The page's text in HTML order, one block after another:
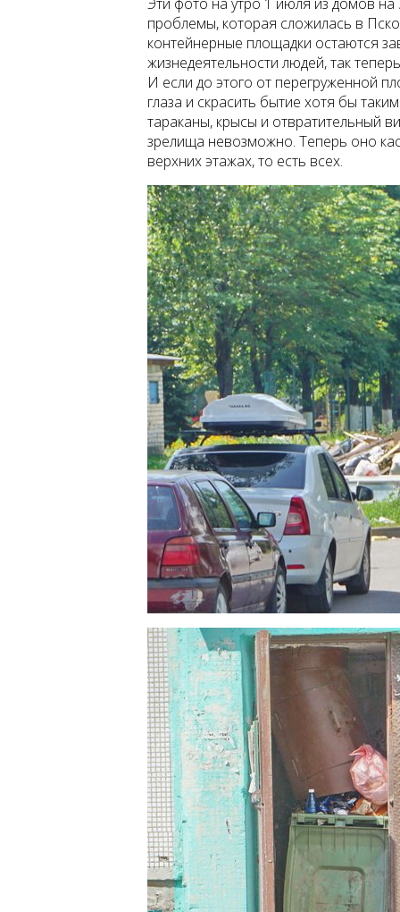
проблемы, которая сложилась в
контейнерные площадки остаются
жизнедеятельности людей, так
И если до этого от перегруженной
глаза и скрасить бытие хотя бы
тараканы, крысы и отвратительный
зрелища невозможно. Теперь оно
верхних этажах, то есть всех.